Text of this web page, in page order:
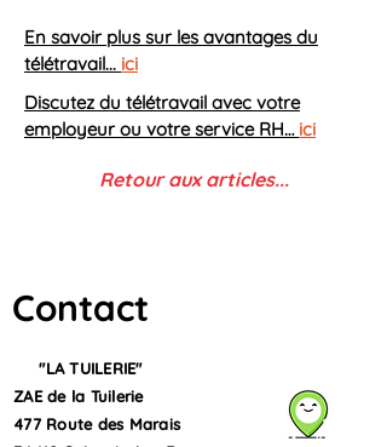
En savoir plus sur les avantages du
télétravail... ici
Discutez du télétravail avec votre
employeur ou votre service RH… ici
Retour aux articles...
Contact
"LA TUILERIE"
ZAE de la Tuilerie
477 Route des Marais